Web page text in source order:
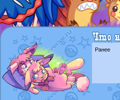
Ранее